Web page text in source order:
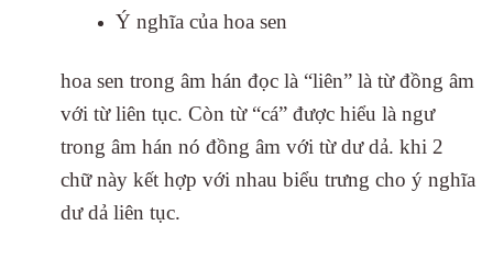
Ý nghĩa của hoa sen
hoa sen trong âm hán đọc là “liên” là từ đồng âm
với từ liên tục. Còn từ “cá” được hiểu là ngư
trong âm hán nó đồng âm với từ dư dả. khi 2
chữ này kết hợp với nhau biểu trưng cho ý nghĩa
dư dả liên tục.